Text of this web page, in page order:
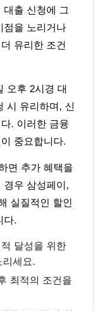
대출 신청에 그
점을 노리거나
유리한 조건
오후 2시경 대
시 유리하며, 신
. 이러한 금융
중요합니다.
면 추가 혜택을
경우 삼성페이,
실질적인 할인
다.
달성을 위한
리세요.
최적의 조건을